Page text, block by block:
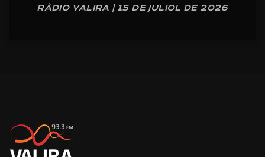
RÀDIO VALIRA | 15 DE JULIOL DE 2026